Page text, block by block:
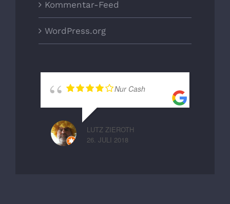
Kommentar-Feed
WordPress.org
Nur Cash
LUTZ ZIEROTH
26. JULI 2018